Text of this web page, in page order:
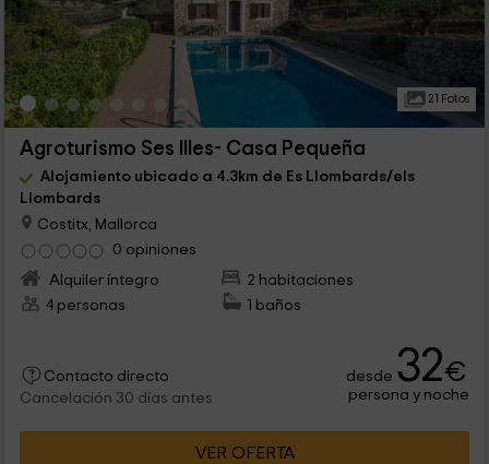
21 Fotos
Agroturismo Ses Illes- Casa Pequeña
Alojamiento ubicado a 4.3km de Es Llombards/els
Llombards
Costitx, Mallorca
0 opiniones
Alquiler íntegro
2 habitaciones
4 personas
1 baños
Contacto directo
Cancelación 30 días antes
desde 32€
persona y noche
VER OFERTA